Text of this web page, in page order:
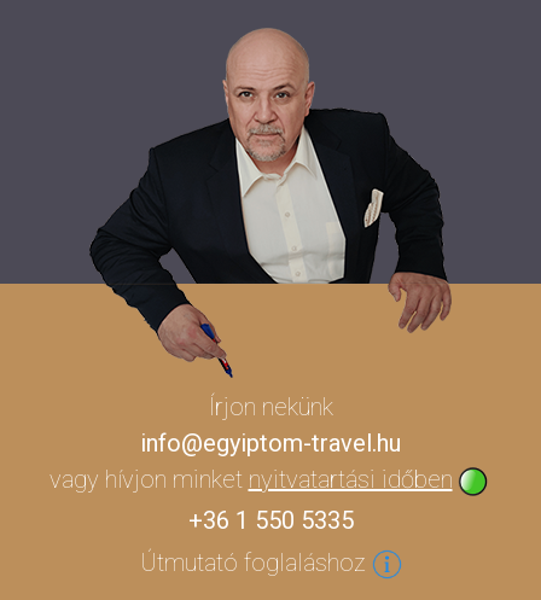
Írjon nekünk
info@egyiptom-travel.hu
vagy hívjon minket nyitvatartási időben
+36 1 550 5335
Útmutató foglaláshoz